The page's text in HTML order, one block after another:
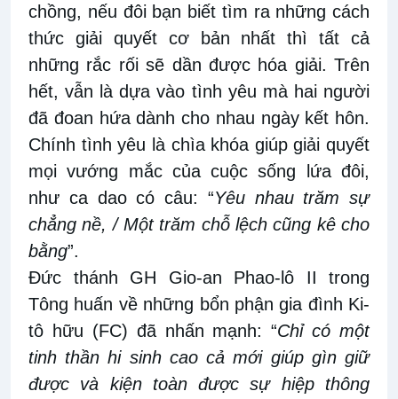
chồng, nếu đôi bạn biết tìm ra những cách
thức giải quyết cơ bản nhất thì tất cả
những rắc rối sẽ dần được hóa giải. Trên
hết, vẫn là dựa vào tình yêu mà hai người
đã đoan hứa dành cho nhau ngày kết hôn.
Chính tình yêu là chìa khóa giúp giải quyết
mọi vướng mắc của cuộc sống lứa đôi,
như ca dao có câu: “Yêu nhau trăm sự
chẳng nề, / Một trăm chỗ lệch cũng kê cho
bằng”.
Đức thánh GH Gio-an Phao-lô II trong
Tông huấn về những bổn phận gia đình Ki-
tô hữu (FC) đã nhấn mạnh: “Chỉ có một
tinh thần hi sinh cao cả mới giúp gìn giữ
được và kiện toàn được sự hiệp thông